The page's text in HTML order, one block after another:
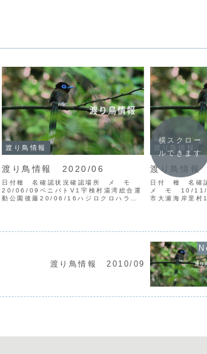
渡り鳥情報
渡り鳥情報 2020/06
日付種 名確認状況確認場所 メ モ
20/06/09ベニバトV1宇検村湯湾総合運
動公園後藤20/06/16ハジロクロハラア
渡り鳥情報
渡り鳥情
日付 種 名
メ モ 10/11/
市大瀬海岸里
横スクロー
ルできます
渡り鳥情報 2010/09